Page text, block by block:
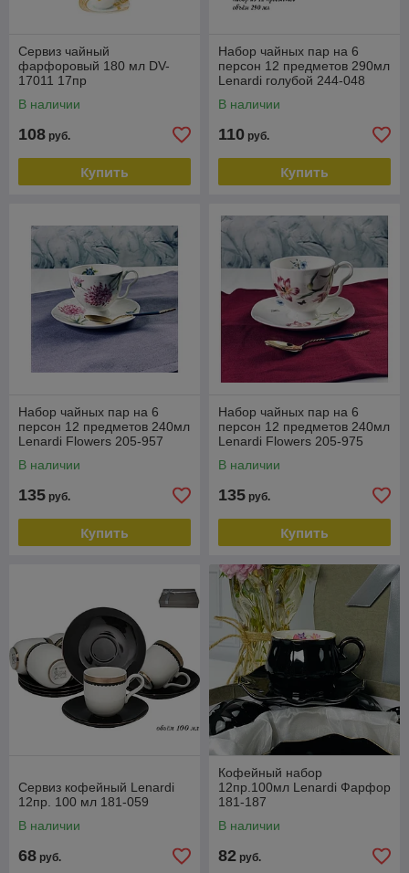
Сервиз чайный
фарфоровый 180 мл DV-
17011 17пр
В наличии
108 руб.
Купить
Набор чайных пар на 6
персон 12 предметов 290мл
Lenardi голубой 244-048
В наличии
110 руб.
Купить
Набор чайных пар на 6
персон 12 предметов 240мл
Lenardi Flowers 205-957
В наличии
135 руб.
Купить
Набор чайных пар на 6
персон 12 предметов 240мл
Lenardi Flowers 205-975
В наличии
135 руб.
Купить
Сервиз кофейный Lenardi
12пр. 100 мл 181-059
В наличии
68 руб.
Кофейный набор
12пр.100мл Lenardi Фарфор
181-187
В наличии
82 руб.